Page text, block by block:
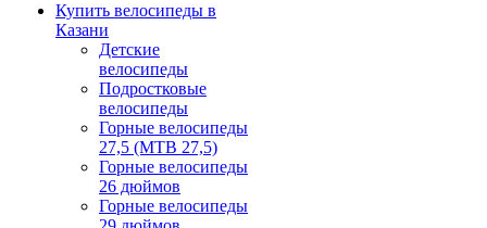
Купить велосипеды в
Казани
Детские
велосипеды
Подростковые
велосипеды
Горные велосипеды
27,5 (MTB 27,5)
Горные велосипеды
26 дюймов
Горные велосипеды